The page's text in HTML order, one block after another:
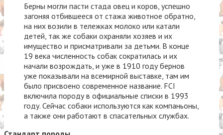
Берны могли пасти стада овец и коров, успешно
загоняя отбившееся от стажа животное обратно,
на них возили в тележках молоко или катали
детей, так же собаки охраняли хозяев и их
имущество и присматривали за детьми. В конце
19 века численность собак сократилась и их
начали возрождать, и уже в 1910 году бернов
уже показывали на всемирной выставке, там им
было присвоено современное название. FCI
включила породу в официальные списки в 1993
году. Сейчас собаки используются как компаньоны,
а также они работают в спасательных службах.